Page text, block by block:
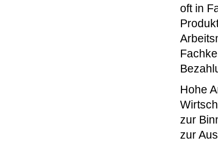
oft in
Hohe
zur
zur